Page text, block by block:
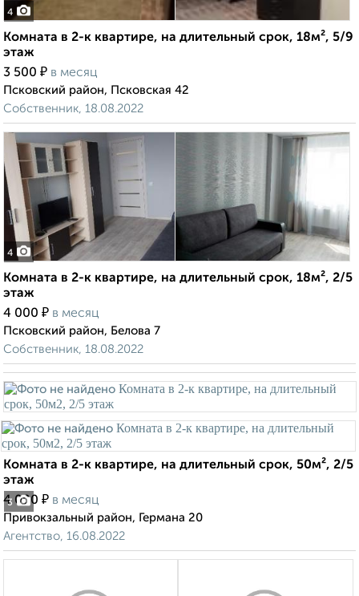
4
Комната в 2-к квартире, на длительный срок, 18м², 5/9
этаж
3 500 ₽ в месяц
Псковский район, Псковская 42
Собственник, 18.08.2022
4
Комната в 2-к квартире, на длительный срок, 18м², 2/5
этаж
4 000 ₽ в месяц
Псковский район, Белова 7
Собственник, 18.08.2022
3
Комната в 2-к квартире, на длительный срок, 50м², 2/5
этаж
4 000 ₽ в месяц
Привокзальный район, Германа 20
Агентство, 16.08.2022